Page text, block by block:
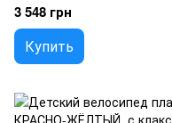
3 548 грн
Купить